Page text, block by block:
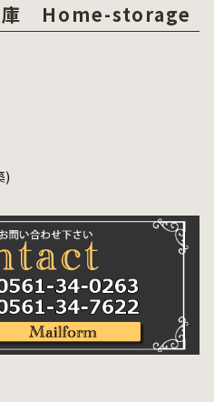
庫 Home-storage
)